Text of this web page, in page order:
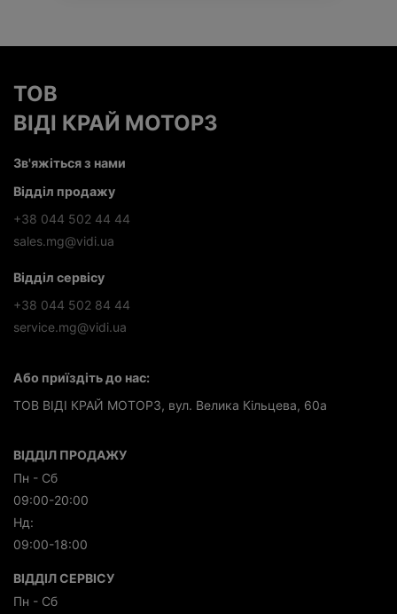
ТОВ
ВІДІ КРАЙ МОТОРЗ
Зв'яжіться з нами
Відділ продажу
+38 044 502 44 44
sales.mg@vidi.ua
Відділ сервісу
+38 044 502 84 44
service.mg@vidi.ua
Або приїздіть до нас:
ТОВ ВІДІ КРАЙ МОТОРЗ, вул. Велика Кільцева, 60а
ВІДДІЛ ПРОДАЖУ
Пн - Сб
09:00-20:00
Нд:
09:00-18:00
ВІДДІЛ СЕРВІСУ
Пн - Сб